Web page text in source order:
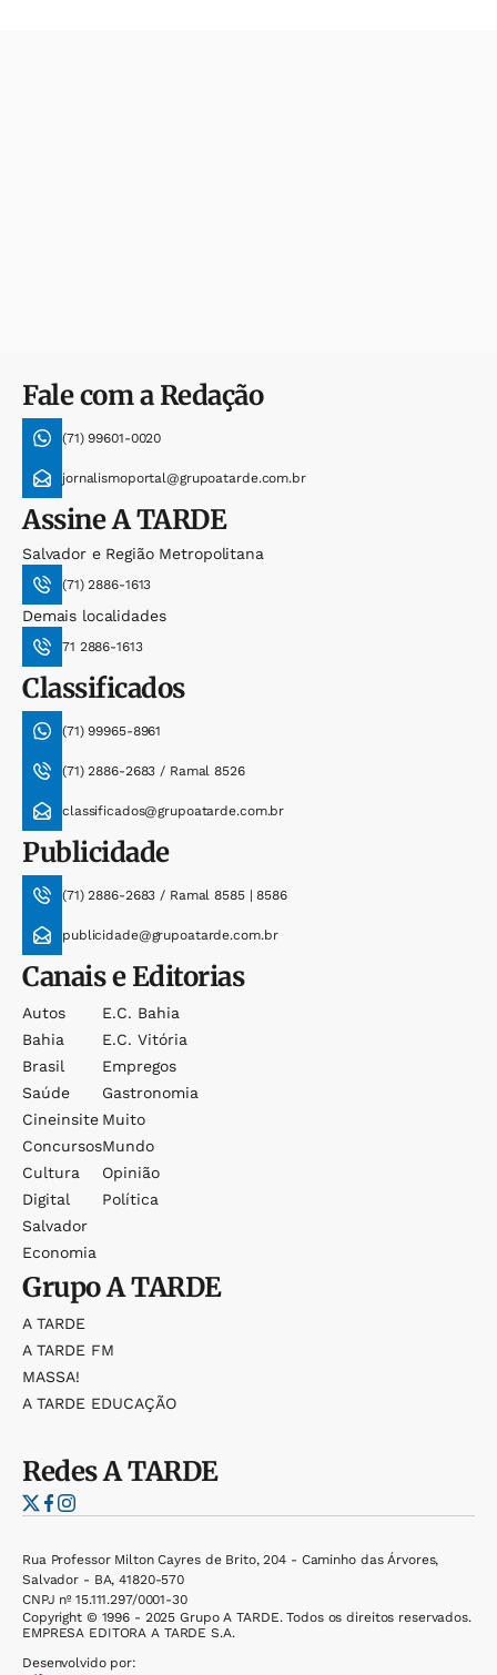
Fale com a Redação
(71) 99601-0020
jornalismoportal@grupoatarde.com.br
AssineA TARDE
Salvador e Região Metropolitana
(71) 2886-1613
Demais localidades
71 2886-1613
Classificados
(71) 99965-8961
(71) 2886-2683 / Ramal 8526
classificados@grupoatarde.com.br
Publicidade
(71) 2886-2683 / Ramal 8585 | 8586
publicidade@grupoatarde.com.br
Canais e Editorias
Autos
Bahia
Brasil
Saúde
Cineinsite
Concursos
Cultura
Digital
Salvador
Economia
E.c. Bahia
E.c. Vitória
Empregos
Gastronomia
Muito
Mundo
Opinião
Política
GrupoA TARDE
A TARDE
A TARDE FM
MASSA!
A TARDE EDUCAÇÃO
RedesA TARDE
Rua Professor Milton Cayres de Brito, 204 - Caminho das Árvores,
Salvador - BA, 41820-570
CNPJ nº 15.111.297/0001-30
Copyright © 1996 - 2025 Grupo A TARDE. Todos os direitos reservados.
EMPRESA EDITORA A TARDE S.A.
Desenvolvido por: